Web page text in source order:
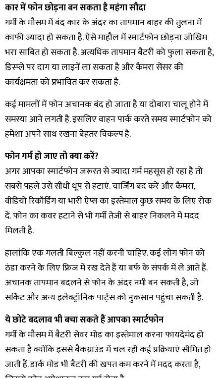
कार में फोन छोड़ना बन सकता है महंगा सौदा
गर्मी के मौसम में बंद कार के अंदर का तापमान बाहर की तुलना में
काफी ज्यादा हो सकता है. ऐसे माहौल में स्मार्टफोन छोड़ना जोखिम
भरा साबित हो सकता है. अत्यधिक तापमान बैटरी को फुला सकता है,
डिस्प्ले पर दाग या लाइनें ला सकता है और कैमरा सेंसर की
कार्यक्षमता को प्रभावित कर सकता है.
कई मामलों में फोन अचानक बंद हो जाता है या दोबारा चालू होने में
समस्या आने लगती है. इसलिए वाहन पार्क करते समय स्मार्टफोन को
हमेशा अपने साथ रखना बेहतर विकल्प है.
फोन गर्म हो जाए तो क्या करें?
अगर आपका स्मार्टफोन जरूरत से ज्यादा गर्म महसूस हो रहा है तो
सबसे पहले उसे सीधी धूप से हटाएं. चार्जिंग बंद करें और कैमरा,
वीडियो रिकॉर्डिंग या भारी ऐप्स का इस्तेमाल कुछ समय के लिए रोक
दें. फोन का कवर हटाने से भी गर्मी तेजी से बाहर निकलने में मदद
मिलती है.
हालांकि एक गलती बिल्कुल नहीं करनी चाहिए. कई लोग फोन को
ठंडा करने के लिए फ्रिज में रख देते हैं या बर्फ के संपर्क में ले आते हैं.
अचानक तापमान बदलने से फोन के अंदर नमी बन सकती है, जो
सर्किट और अन्य इलेक्ट्रॉनिक पार्ट्स को नुकसान पहुंचा सकती है.
ये छोटे बदलाव भी बचा सकते हैं आपका स्मार्टफोन
गर्मी के मौसम में बैटरी सेवर मोड का इस्तेमाल करना फायदेमंद हो
सकता है क्योंकि इससे बैकग्राउंड में चल रही कई प्रक्रियाएं सीमित हो
जाती हैं. डार्क मोड भी बैटरी की खपत कम करने में मदद करता है,